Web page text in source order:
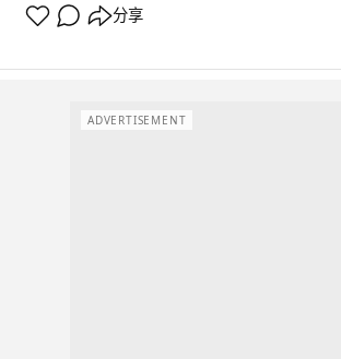
分享
ADVERTISEMENT